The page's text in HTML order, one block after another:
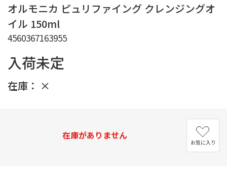
オルモニカ ピュリファイング クレンジングオ
イル 150ml
4560367163955
入荷未定
在庫： ×
在庫がありません
お気に入り